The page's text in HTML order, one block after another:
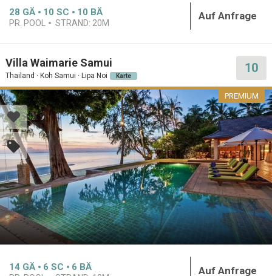
28 GÄ 10 SC 10 BÄ
PR. POOL STRAND: 20M
Auf Anfrage
Villa Waimarie Samui
Thailand · Koh Samui · Lipa Noi Karte
10
PREMIUM
14 GÄ 6 SC 6 BÄ Auf Anfrage